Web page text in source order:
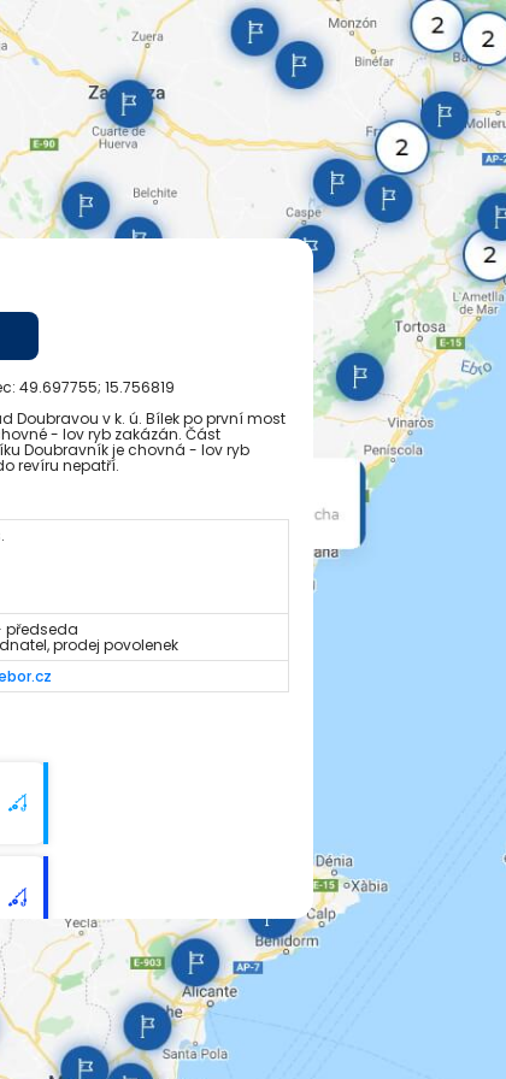
49.697755; 15.756819
Doubravou v k. ú. Bílek po první most
- lov ryb zakázán. Část
Doubravník je chovná - lov ryb
revíru nepatří.
předseda
prodej povolenek